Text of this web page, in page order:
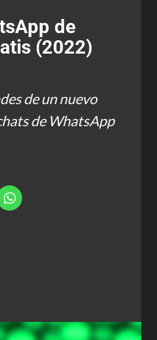
de
(2022)
de un nuevo
de WhatsApp